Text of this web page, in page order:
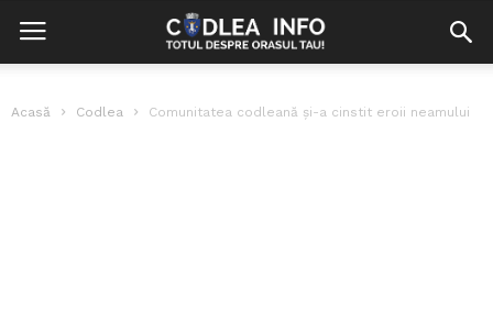
Acasă Codlea Comunitatea codleană și-a cinstit eroii neamului